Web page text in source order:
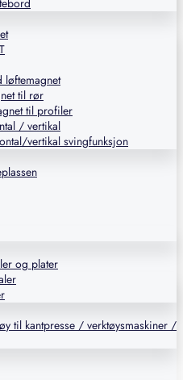
løftemagnet
til rør
til profiler
/ vertikal
vertikal svingfunksjon
og plater
til kantpresse / verktøysmaskiner /